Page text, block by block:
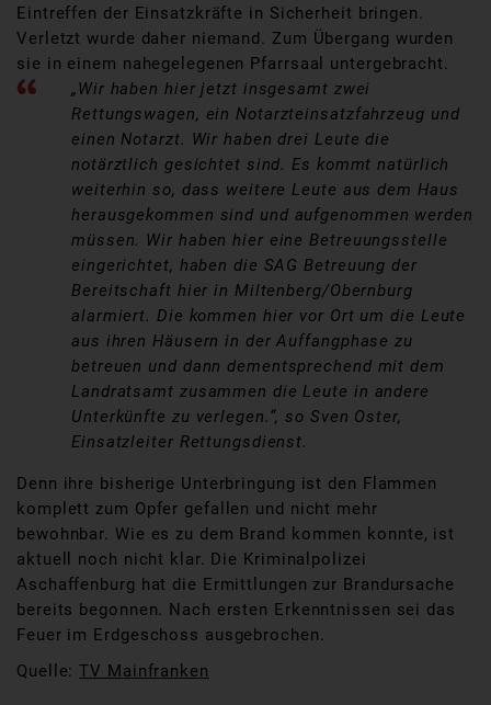
Eintreffen der Einsatzkräfte in Sicherheit bringen.
Verletzt wurde daher niemand. Zum Übergang wurden
sie in einem nahegelegenen Pfarrsaal untergebracht.
„Wir haben hier jetzt insgesamt zwei
Rettungswagen, ein Notarzteinsatzfahrzeug und
einen Notarzt. Wir haben drei Leute die
notärztlich gesichtet sind. Es kommt natürlich
weiterhin so, dass weitere Leute aus dem Haus
herausgekommen sind und aufgenommen werden
müssen. Wir haben hier eine Betreuungsstelle
eingerichtet, haben die SAG Betreuung der
Bereitschaft hier in Miltenberg/Obernburg
alarmiert. Die kommen hier vor Ort um die Leute
aus ihren Häusern in der Auffangphase zu
betreuen und dann dementsprechend mit dem
Landratsamt zusammen die Leute in andere
Unterkünfte zu verlegen.“, so Sven Oster,
Einsatzleiter Rettungsdienst.
Denn ihre bisherige Unterbringung ist den Flammen
komplett zum Opfer gefallen und nicht mehr
bewohnbar. Wie es zu dem Brand kommen konnte, ist
aktuell noch nicht klar. Die Kriminalpolizei
Aschaffenburg hat die Ermittlungen zur Brandursache
bereits begonnen. Nach ersten Erkenntnissen sei das
Feuer im Erdgeschoss ausgebrochen.
Quelle:TV Mainfranken